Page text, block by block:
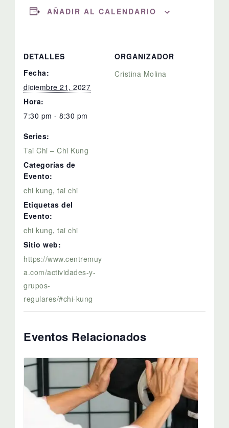
AÑADIR AL CALENDARIO
DETALLES
Fecha:
diciembre 21, 2027
Hora:
7:30 pm - 8:30 pm
Series:
Tai Chi – Chi Kung
Categorías de
Evento:
chi kung,tai chi
Etiquetas del
Evento:
chi kung,tai chi
Sitio web:
https://www.centremuy
a.com/actividades-y-
grupos-
regulares/#chi-kung
ORGANIZADOR
Cristina Molina
Eventos Relacionados